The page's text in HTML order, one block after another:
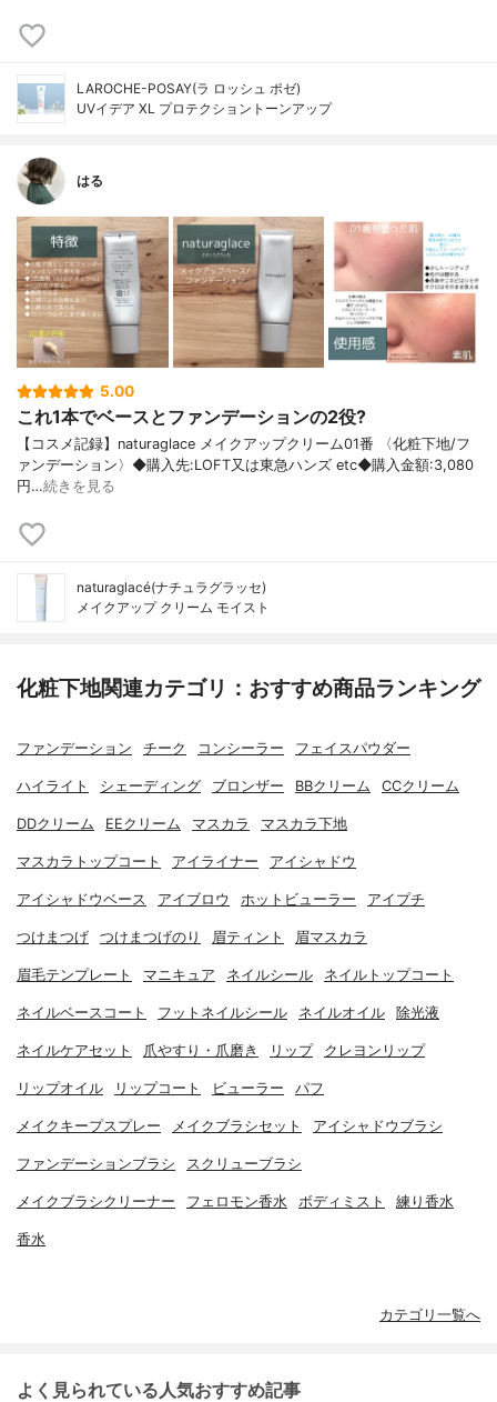
LAROCHE-POSAY(ラ ロッシュ ポゼ)
UVイデア XL プロテクショントーンアップ
はる
5.00
これ1本でベースとファンデーションの2役?
【コスメ記録】naturaglace メイクアップクリーム01番 〈化粧下地/フ
ァンデーション〉◆購入先:LOFT又は東急ハンズ etc◆購入金額:3,080
円…続きを見る
naturaglacé(ナチュラグラッセ)
メイクアップ クリーム モイスト
化粧下地関連カテゴリ：おすすめ商品ランキング
ファンデーション チーク コンシーラー フェイスパウダー
ハイライト シェーディング ブロンザー BBクリーム CCクリーム
DDクリーム EEクリーム マスカラ マスカラ下地
マスカラトップコート アイライナー アイシャドウ
アイシャドウベース アイブロウ ホットビューラー アイプチ
つけまつげ つけまつげのり 眉ティント 眉マスカラ
眉毛テンプレート マニキュア ネイルシール ネイルトップコート
ネイルベースコート フットネイルシール ネイルオイル 除光液
ネイルケアセット 爪やすり・爪磨き リップ クレヨンリップ
リップオイル リップコート ビューラー パフ
メイクキープスプレー メイクブラシセット アイシャドウブラシ
ファンデーションブラシ スクリューブラシ
メイクブラシクリーナー フェロモン香水 ボディミスト 練り香水
香水
カテゴリ一覧へ
よく見られている人気おすすめ記事